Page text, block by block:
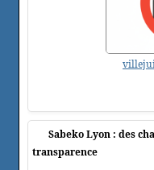
Sabeko Lyon : des
transparence